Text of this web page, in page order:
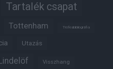
Tartalék csapat
Tottenham Trófeabibliográfia
Utazás
Visszhang